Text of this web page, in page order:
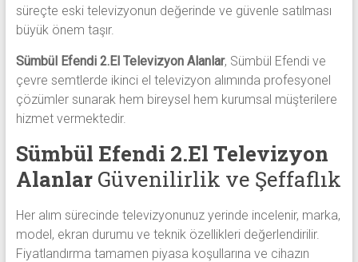
süreçte eski televizyonun değerinde ve güvenle satılması
büyük önem taşır.
Sümbül Efendi 2.El Televizyon Alanlar, Sümbül Efendi ve
çevre semtlerde ikinci el televizyon alımında profesyonel
çözümler sunarak hem bireysel hem kurumsal müşterilere
hizmet vermektedir.
Sümbül Efendi 2.El Televizyon
Alanlar Güvenilirlik ve Şeffaflık
Her alım sürecinde televizyonunuz yerinde incelenir, marka,
model, ekran durumu ve teknik özellikleri değerlendirilir.
Fiyatlandırma tamamen piyasa koşullarına ve cihazın